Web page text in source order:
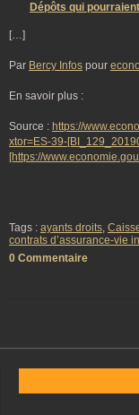
Dépôts qui
[…]
Par Bercy Infos pour
En savoir plus :
Source : https://
xtor=ES-39-
[https://
Tags : ayants droits,
contrats d’assurance-vie
0 Commentaire